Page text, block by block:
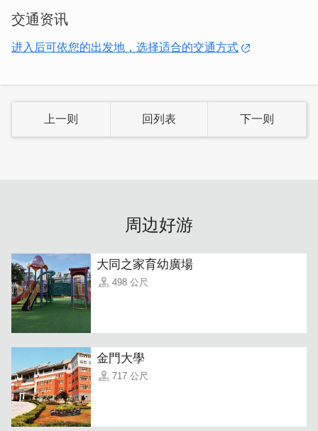
这款综合水饺是大小朋友的最爱，涵盖猪肉、韭菜和玉米三
种口味，口感实在且份量十足。对於今天不想吃饭或面的
人，这是最佳选择！
交通资讯
进入后可依您的出发地，选择适合的交通方式
上一则 回列表 下一则
周边好游
大同之家育幼廣場
498 公尺
金門大學
717 公尺